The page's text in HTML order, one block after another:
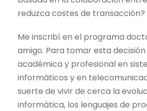
reduzca costes de transacción?
Me inscribí en el programa
amigo. Para tomar esta
académica y profesional en
informáticos y en
suerte de vivir de cerca la
informática, los lenguajes de